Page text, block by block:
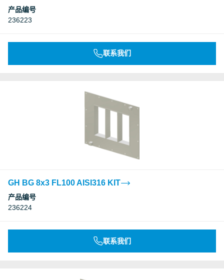
产品编号
236223
联系我们
GH BG 8x3 FL100 AISI316 KIT
产品编号
236224
联系我们